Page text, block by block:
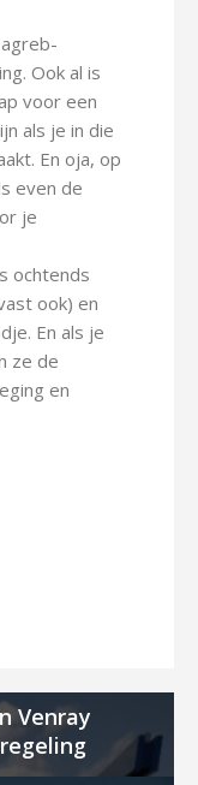
Ook al is
voor een
als je in die
En oja, op
even de
je
ochtends
ook) en
En als je
ze de
en
Venray